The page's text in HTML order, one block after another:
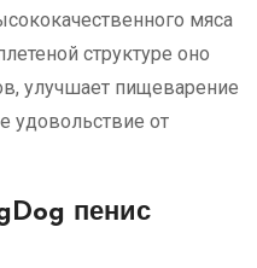
мяса
структуре оно
улучшает пищеварение
удовольствие от
пенис